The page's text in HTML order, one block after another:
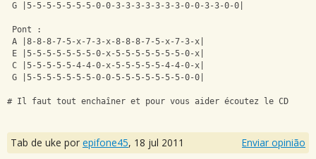
G |5-5-5-5-5-5-5-0-0-3-3-3-3-3-3-3-0-0-3-3-0-0|
Pont :
A |8-8-8-7-5-x-7-3-x-8-8-8-7-5-x-7-3-x|
E |5-5-5-5-5-5-5-0-x-5-5-5-5-5-5-5-0-x|
C |5-5-5-5-5-4-4-0-x-5-5-5-5-5-4-4-0-x|
G |5-5-5-5-5-5-5-0-0-5-5-5-5-5-5-5-0-0|
# Il faut tout enchaîner et pour vous aider écoutez le CD
Tab de uke por epifone45, 18 jul 2011 Enviar opinião